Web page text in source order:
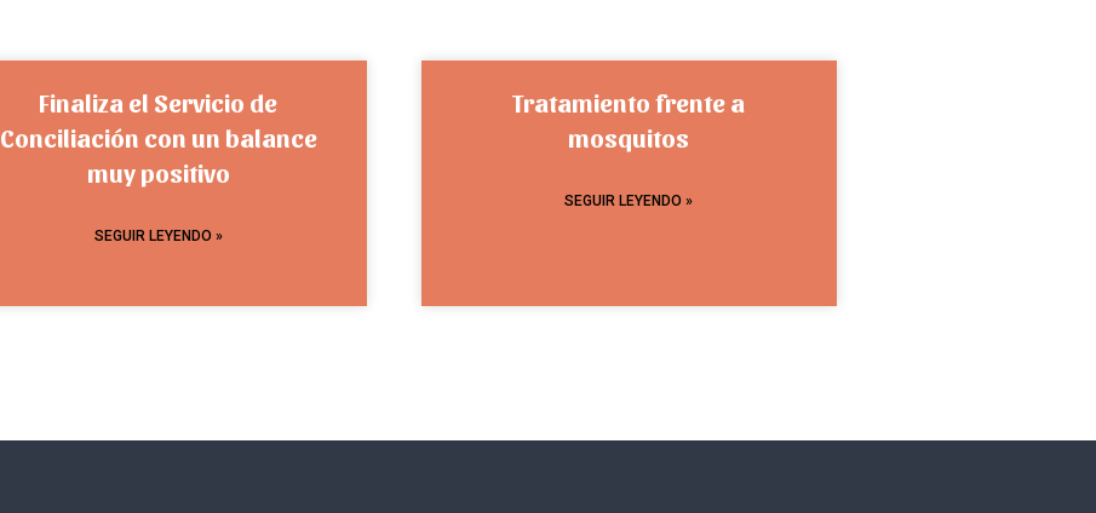
Finaliza el Servicio de
Conciliación con un balance
muy positivo
SEGUIR LEYENDO »
Tratamiento frente a
mosquitos
SEGUIR LEYENDO »